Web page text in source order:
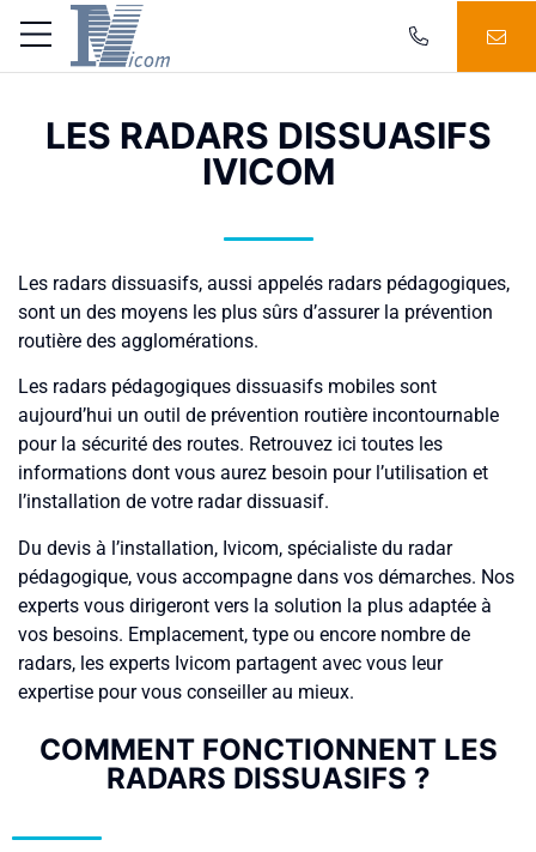
LES RADARS DISSUASIFS
IVICOM
Les radars dissuasifs, aussi appelés radars pédagogiques,
sont un des moyens les plus sûrs d’assurer la prévention
routière des agglomérations.
Les radars pédagogiques dissuasifs mobiles sont
aujourd’hui un outil de prévention routière incontournable
pour la sécurité des routes. Retrouvez ici toutes les
informations dont vous aurez besoin pour l’utilisation et
l’installation de votre radar dissuasif.
Du devis à l’installation, Ivicom, spécialiste du radar
pédagogique, vous accompagne dans vos démarches. Nos
experts vous dirigeront vers la solution la plus adaptée à
vos besoins. Emplacement, type ou encore nombre de
radars, les experts Ivicom partagent avec vous leur
expertise pour vous conseiller au mieux.
COMMENT FONCTIONNENT LES
RADARS DISSUASIFS ?